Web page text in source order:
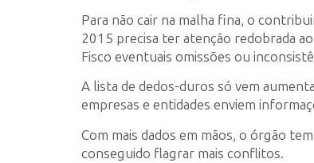
Para não cair na malha fina, o
2015 precisa ter atenção redobrada
Fisco eventuais omissões ou
A lista de dedos-duros só vem
empresas e entidades enviem
Com mais dados em mãos, o órgão
conseguido flagrar mais conflitos.